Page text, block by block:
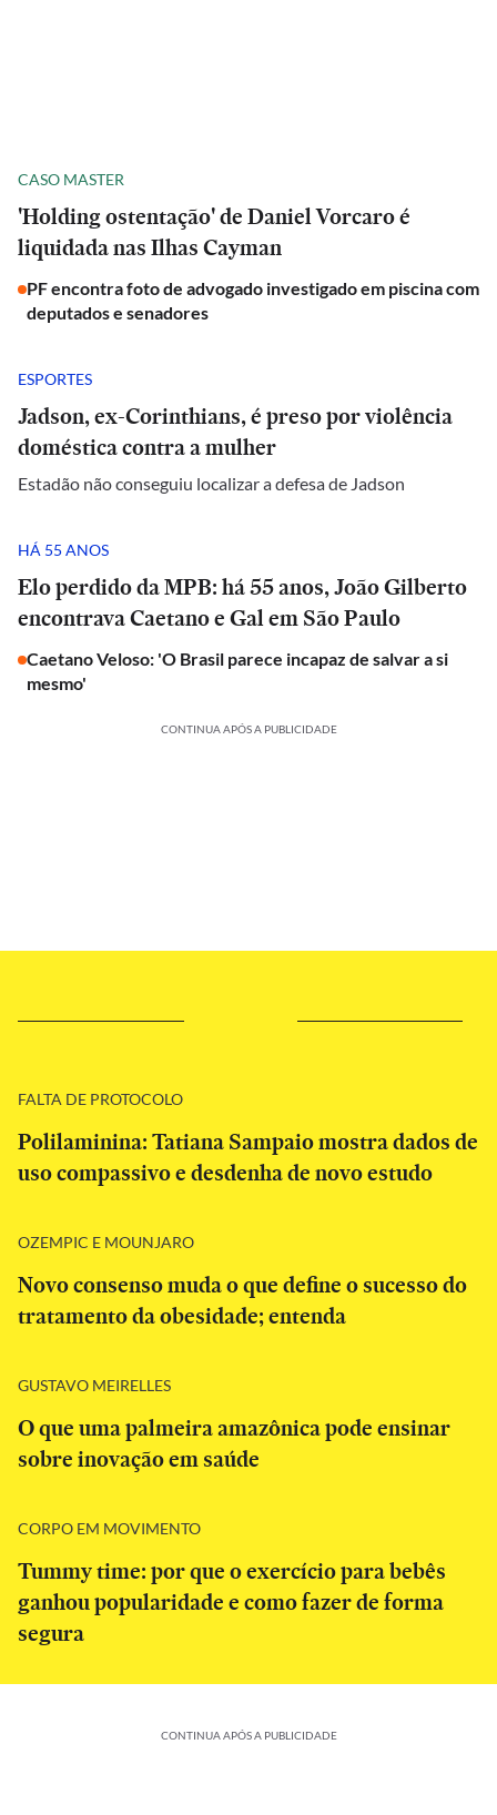
CASO MASTER
'Holding ostentação' de Daniel Vorcaro é
liquidada nas Ilhas Cayman
PF encontra foto de advogado investigado em piscina com
deputados e senadores
ESPORTES
Jadson, ex-Corinthians, é preso por violência
doméstica contra a mulher
Estadão não conseguiu localizar a defesa de Jadson
HÁ 55 ANOS
Elo perdido da MPB: há 55 anos, João Gilberto
encontrava Caetano e Gal em São Paulo
Caetano Veloso: 'O Brasil parece incapaz de salvar a si
mesmo'
CONTINUA APÓS A PUBLICIDADE
FALTA DE PROTOCOLO
Polilaminina: Tatiana Sampaio mostra dados de
uso compassivo e desdenha de novo estudo
OZEMPIC E MOUNJARO
Novo consenso muda o que define o sucesso do
tratamento da obesidade; entenda
GUSTAVO MEIRELLES
O que uma palmeira amazônica pode ensinar
sobre inovação em saúde
CORPO EM MOVIMENTO
Tummy time: por que o exercício para bebês
ganhou popularidade e como fazer de forma
segura
CONTINUA APÓS A PUBLICIDADE